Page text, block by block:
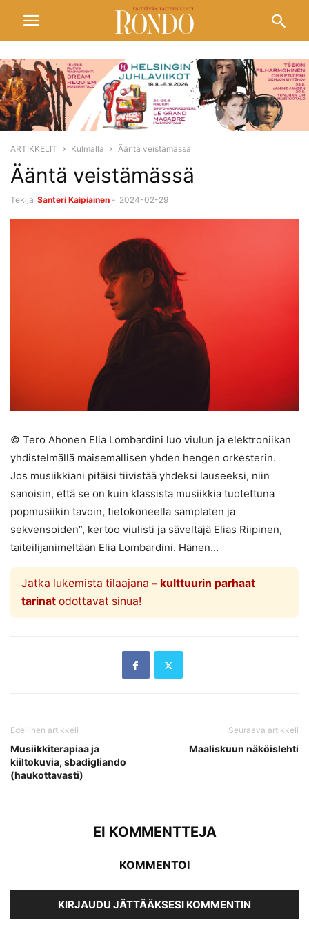
ARTIKKELIT Kulmalla Ääntä veistämässä
Ääntä veistämässä
Tekijä Santeri Kaipiainen - 2024-02-29
© Tero Ahonen Elia Lombardini luo viulun ja elektroniikan
yhdistelmällä maisemallisen yhden hengen orkesterin.
Jos musiikkiani pitäisi tiivistää yhdeksi lauseeksi, niin
sanoisin, että se on kuin klassista musiikkia tuotettuna
popmusiikin tavoin, tietokoneella samplaten ja
sekvensoiden”, kertoo viulisti ja säveltäjä Elias Riipinen,
taiteilijanimeltään Elia Lombardini. Hänen...
Jatka lukemista tilaajana – kulttuurin parhaat
tarinatodottavat sinua!
Edellinen artikkeli
Musiikkiterapiaa ja
kiiltokuvia, sbadigliando
(haukottavasti)
Seuraava artikkeli
Maaliskuun näköislehti
EI KOMMENTTEJA
KOMMENTOI
KIRJAUDU JÄTTÄÄKSESI KOMMENTIN